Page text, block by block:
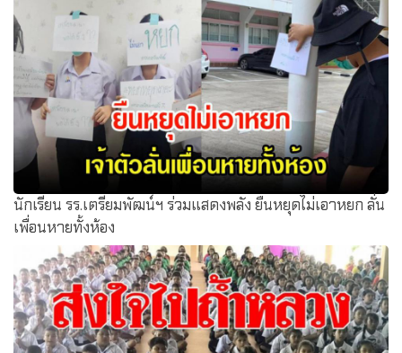
นักเรียน รร.เตรียมพัฒน์ฯ ร่วมแสดงพลัง ยืนหยุดไม่เอาหยก ลั่น
เพื่อนหายทั้งห้อง